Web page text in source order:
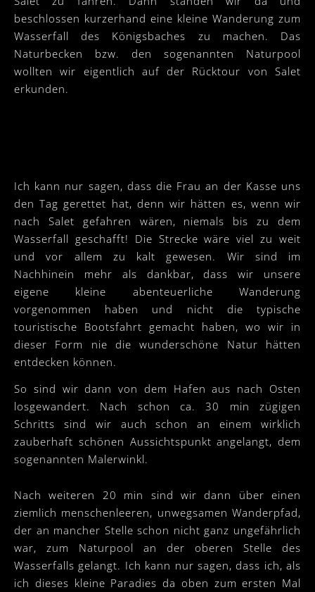
beschlossen kurzerhand eine kleine Wanderung zum
Wasserfall des Königsbaches zu machen. Das
Naturbecken bzw. den sogenannten Naturpool
wollten wir eigentlich auf der Rücktour von Salet
erkunden.
Ich kann nur sagen, dass die Frau an der Kasse uns
den Tag gerettet hat, denn wir hätten es, wenn wir
nach Salet gefahren wären, niemals bis zu dem
Wasserfall geschafft! Die Strecke wäre viel zu weit
und vor allem zu kalt gewesen. Wir sind im
Nachhinein mehr als dankbar, dass wir unsere
eigene kleine abenteuerliche Wanderung
vorgenommen haben und nicht die typische
touristische Bootsfahrt gemacht haben, wo wir in
dieser Form nie die wunderschöne Natur hätten
entdecken können.
So sind wir dann von dem Hafen aus nach Osten
losgewandert. Nach schon ca. 30 min zügigen
Schritts sind wir auch schon an einem wirklich
zauberhaft schönen Aussichtspunkt angelangt, dem
sogenannten Malerwinkl.
Nach weiteren 20 min sind wir dann über einen
ziemlich menschenleeren, unwegsamen Wanderpfad,
der an mancher Stelle schon nicht ganz ungefährlich
war, zum Naturpool an der oberen Stelle des
Wasserfalls gelangt. Ich kann nur sagen, dass ich, als
ich dieses kleine Paradies da oben zum ersten Mal